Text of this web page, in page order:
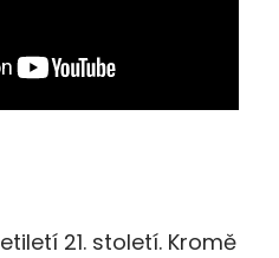
21. století. Kromě